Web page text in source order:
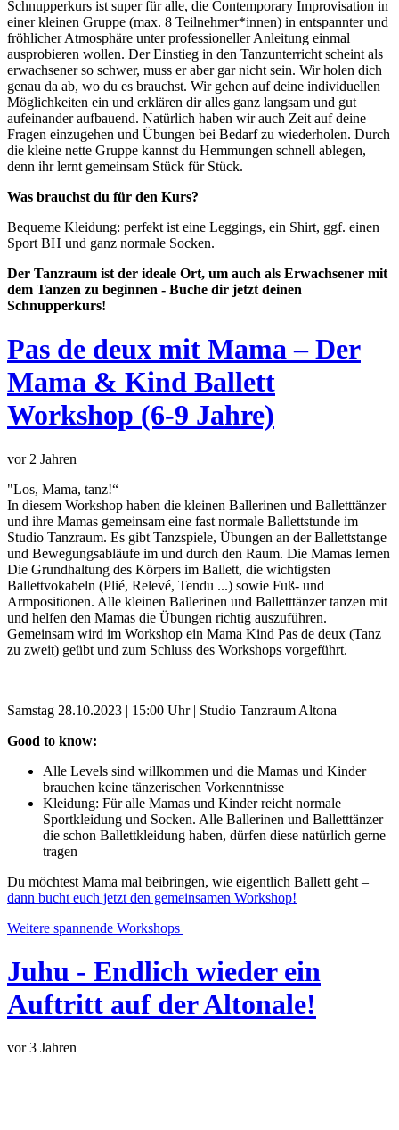
Schnupperkurs ist super für alle, die Contemporary Improvisation in
einer kleinen Gruppe (max. 8 Teilnehmer*innen) in entspannter und
fröhlicher Atmosphäre unter professioneller Anleitung einmal
ausprobieren wollen. Der Einstieg in den Tanzunterricht scheint als
erwachsener so schwer, muss er aber gar nicht sein. Wir holen dich
genau da ab, wo du es brauchst. Wir gehen auf deine individuellen
Möglichkeiten ein und erklären dir alles ganz langsam und gut
aufeinander aufbauend. Natürlich haben wir auch Zeit auf deine
Fragen einzugehen und Übungen bei Bedarf zu wiederholen. Durch
die kleine nette Gruppe kannst du Hemmungen schnell ablegen,
denn ihr lernt gemeinsam Stück für Stück.
Was brauchst du für den Kurs?
Bequeme Kleidung: perfekt ist eine Leggings, ein Shirt, ggf. einen
Sport BH und ganz normale Socken.
Der Tanzraum ist der ideale Ort, um auch als Erwachsener mit
dem Tanzen zu beginnen - Buche dir jetzt deinen
Schnupperkurs!
Pas de deux mit Mama – Der
Mama & Kind Ballett
Workshop (6-9 Jahre)
vor 2 Jahren
"Los, Mama, tanz!“
In diesem Workshop haben die kleinen Ballerinen und Balletttänzer
und ihre Mamas gemeinsam eine fast normale Ballettstunde im
Studio Tanzraum. Es gibt Tanzspiele, Übungen an der Ballettstange
und Bewegungsabläufe im und durch den Raum. Die Mamas lernen
Die Grundhaltung des Körpers im Ballett, die wichtigsten
Ballettvokabeln (Plié, Relevé, Tendu ...) sowie Fuß- und
Armpositionen. Alle kleinen Ballerinen und Balletttänzer tanzen mit
und helfen den Mamas die Übungen richtig auszuführen.
Gemeinsam wird im Workshop ein Mama Kind Pas de deux (Tanz
zu zweit) geübt und zum Schluss des Workshops vorgeführt.
Samstag 28.10.2023 | 15:00 Uhr | Studio Tanzraum Altona
Good to know:
Alle Levels sind willkommen und die Mamas und Kinder
brauchen keine tänzerischen Vorkenntnisse
Kleidung: Für alle Mamas und Kinder reicht normale
Sportkleidung und Socken. Alle Ballerinen und Balletttänzer
die schon Ballettkleidung haben, dürfen diese natürlich gerne
tragen
Du möchtest Mama mal beibringen, wie eigentlich Ballett geht –
dann bucht euch jetzt den gemeinsamen Workshop!
Weitere spannende Workshops
Juhu - Endlich wieder ein
Auftritt auf der Altonale!
vor 3 Jahren